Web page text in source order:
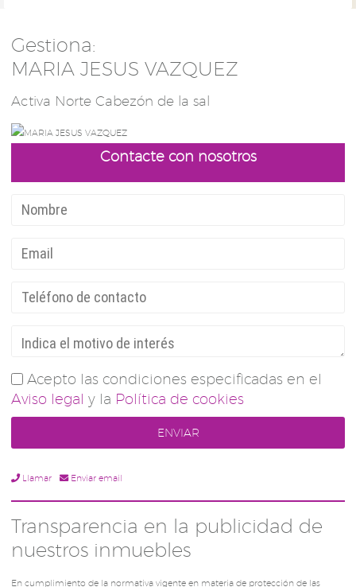
Gestiona:
MARIA JESUS VAZQUEZ
Activa Norte Cabezón de la sal
Contacte con nosotros
Acepto las condiciones especificadas en el
Aviso legal y la Política de cookies
Llamar Enviar email
Transparencia en la publicidad de
nuestros inmuebles
En cumplimiento de la normativa vigente en materia de protección de las